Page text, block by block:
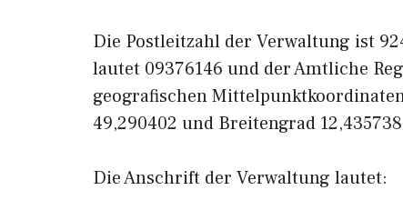
Die Postleitzahl der Verwaltung ist
lautet 09376146 und der Amtliche
geografischen
49,290402 und Breitengrad
Die Anschrift der Verwaltung lautet: